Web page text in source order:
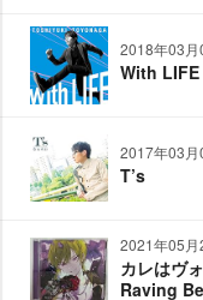
2018年03
With LIFE
2017年03
T’s
2021年05
カレはヴ
Raving